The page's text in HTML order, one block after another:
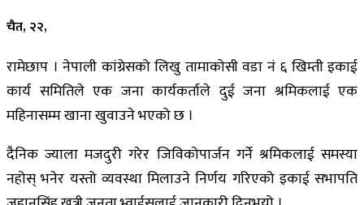
चैत, २२,
रामेछाप । नेपाली कांग्रेसको लिखु तामाकोसी वडा नं ६ खिम्ती इकाई
कार्य समितिले एक जना कार्यकर्ताले दुई जना श्रमिकलाई एक
महिनासम्म खाना खुवाउने भएको छ ।
दैनिक ज्याला मजदुरी गरेर जिविकोपार्जन गर्ने श्रमिकलाई समस्या
नहोस् भनेर यस्तो व्यवस्था मिलाउने निर्णय गरिएको इकाई सभापति